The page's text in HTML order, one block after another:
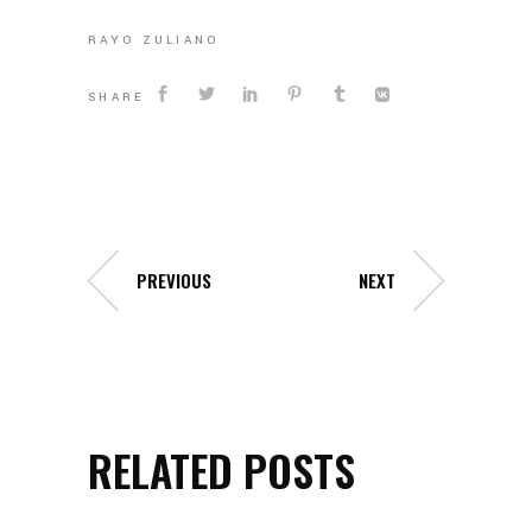
RAYO ZULIANO
SHARE
PREVIOUS NEXT
RELATED POSTS